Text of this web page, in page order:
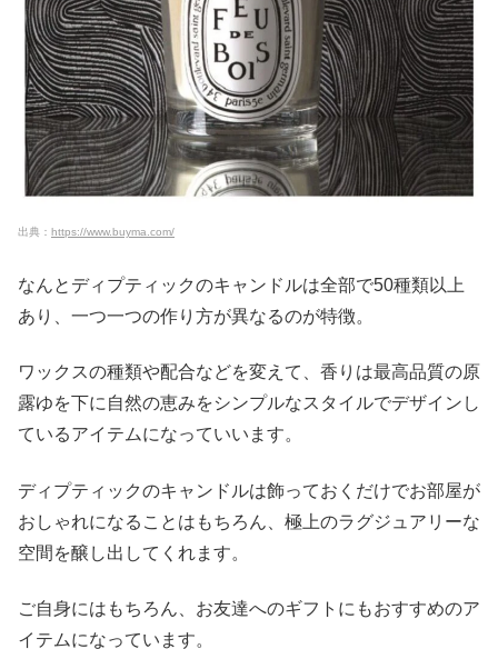
出典： https://www.buyma.com/
なんとディプティックのキャンドルは全部で50種類以上
あり、一つ一つの作り方が異なるのが特徴。
ワックスの種類や配合などを変えて、香りは最高品質の原
露ゆを下に自然の恵みをシンプルなスタイルでデザインし
ているアイテムになっていいます。
ディプティックのキャンドルは飾っておくだけでお部屋が
おしゃれになることはもちろん、極上のラグジュアリーな
空間を醸し出してくれます。
ご自身にはもちろん、お友達へのギフトにもおすすめのア
イテムになっています。